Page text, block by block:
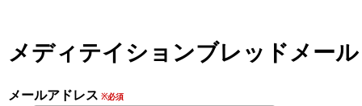
メディテイションブレッドメー
メールアドレス ※必須